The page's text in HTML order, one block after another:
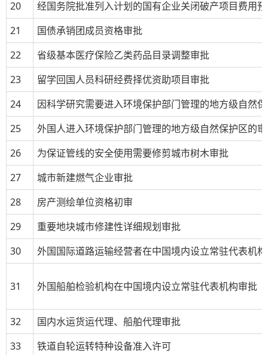
20
经国务院批准列入计划的国有企业关闭破产项目费用
21
国债承销团成员资格审批
22
省级基本医疗保险乙类药品目录调整审批
23
留学回国人员科研经费择优资助项目审批
24
因科学研究需要进入环境保护部门管理的地方级自然
25
外国人进入环境保护部门管理的地方级自然保护区的
26
为保证管线的安全使用需要修剪城市树木审批
27
城市新建燃气企业审批
28
房产测绘单位资格初审
29
重要地块城市修建性详细规划审批
30
外国国际道路运输经营者在中国境内设立常驻代表机
31 外国船舶检验机构在中国境内设立常驻代表机构审批
32
国内水运货运代理、船舶代理审批
33
铁道自轮运转特种设备准入许可